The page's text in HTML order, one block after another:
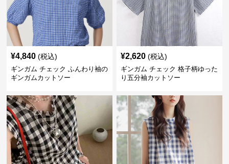
¥4,840 (税込)
ギンガム チェック ふんわり袖の
ギンガムカットソー
¥2,620 (税込)
ギンガム チェック 格子柄ゆった
り五分袖カットソー